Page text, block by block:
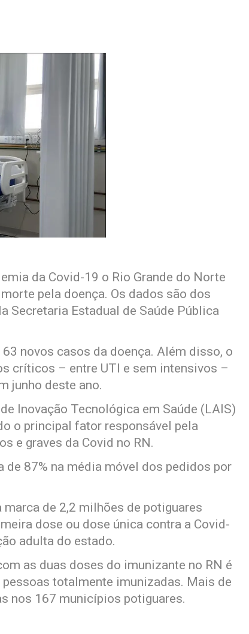
da Covid-19 o Rio Grande do Norte
pela doença. Os dados são dos
Secretaria Estadual de Saúde Pública
novos casos da doença. Além disso, o
críticos – entre UTI e sem intensivos –
junho deste ano.
Inovação Tecnológica em Saúde (LAIS)
o principal fator responsável pela
e graves da Covid no RN.
de 87% na média móvel dos pedidos por
marca de 2,2 milhões de potiguares
dose ou dose única contra a Covid-
adulta do estado.
as duas doses do imunizante no RN é
totalmente imunizadas. Mais de
nos 167 municípios potiguares.